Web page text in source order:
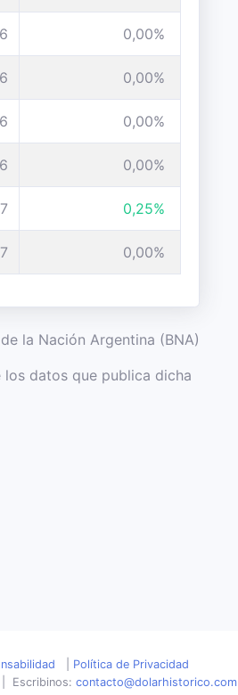
0,00%
0,00%
0,00%
0,00%
0,25%
0,00%
la Nación Argentina (BNA)
datos que publica dicha
Política de Privacidad
Escribinos: contacto@dolarhistorico.com